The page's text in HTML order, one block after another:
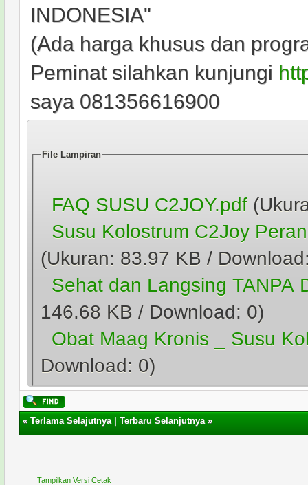
INDONESIA"
(Ada harga khusus dan
Peminat silahkan kunjungi
saya 081356616900
File Lampiran
FAQ SUSU C2JOY.pdf
Susu Kolostrum C2Joy
(Ukuran: 83.97 KB /
Sehat dan Langsing TANPA
146.68 KB / Download: 0)
Obat Maag Kronis _ Susu
Download: 0)
«Terlama Selajutnya|Terbaru Selanjutnya»
Tampilkan Versi Cetak